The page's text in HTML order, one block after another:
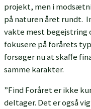
projekt, men i
på naturen året rundt.
vakte mest begejstring
fokusere på forårets
forsøger nu at skaffe
samme karakter.
”Find Foråret er ikke
deltager. Det er også